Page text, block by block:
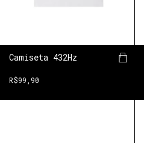
Camiseta 432Hz
R$99,90